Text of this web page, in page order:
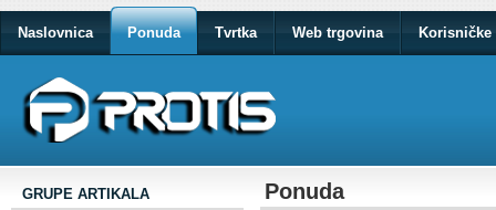
Naslovnica Ponuda Tvrtka Web trgovina Korisničke
GRUPE ARTIKALA Ponuda